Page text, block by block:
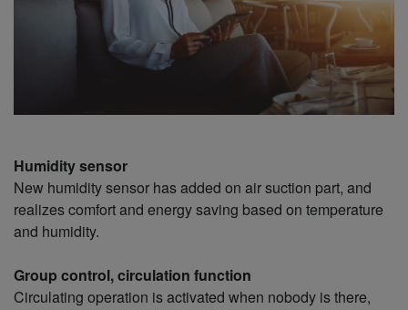
Humidity sensor
New humidity sensor has added on air suction part, and
realizes comfort and energy saving based on temperature
and humidity.
Group control, circulation function
Circulating operation is activated when nobody is there,